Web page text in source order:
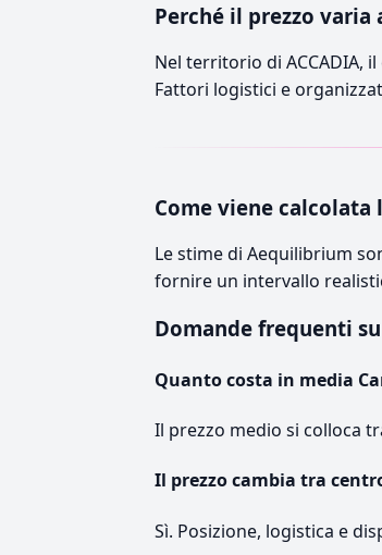
Perché il prezzo varia
Nel territorio di ACCADIA,
Fattori logistici e
Come viene calcolata
Le stime di Aequilibrium
fornire un intervallo
Domande frequenti
Quanto costa in media
Il prezzo medio si colloca
Il prezzo cambia tra
Sì. Posizione, logistica e